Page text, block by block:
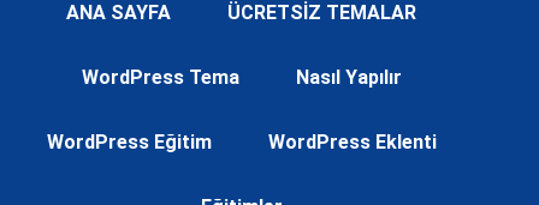
ANA SAYFA ÜCRETSİZ TEMALAR
WordPress Tema Nasıl Yapılır
WordPress Eğitim WordPress Eklenti